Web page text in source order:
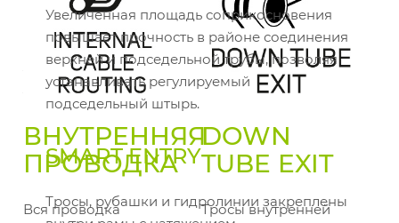
Увеличенная площадь соприкосновения
повышает прочность в районе соединения
верхней и подседельной трубы, позволяя
устанавливать регулируемый
подседельный штырь.
SMART ENTRY
Тросы, рубашки и гидролинии закреплены
высокую жёсткость в
сочетании с точным,
уверенным
управлением.
рамы. На первый
взгляд даже кажется,
что рама сделана из
карбона.
ВНУТРЕННЯЯ
ПРОВОДКА
Вся проводка
DOWN
TUBE EXIT
Тросы внутренней